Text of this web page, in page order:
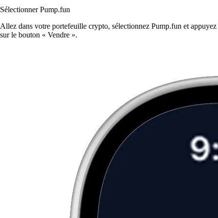
Sélectionner Pump.fun
Allez dans votre portefeuille crypto, sélectionnez Pump.fun et appuyez
sur le bouton « Vendre ».